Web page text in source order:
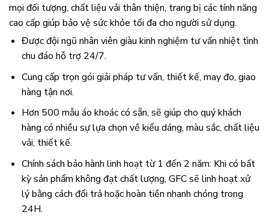
mọi đối tượng, chất liệu vải thân thiện, trang bị các tính năng
cao cấp giúp bảo vệ sức khỏe tối đa cho người sử dụng.
Được đội ngũ nhân viên giàu kinh nghiệm tư vấn nhiệt tình
chu đáo hỗ trợ 24/7.
Cung cấp trọn gói giải pháp tư vấn, thiết kế, may đo, giao
hàng tận nơi.
Hơn 500 mẫu áo khoác có sẵn, sẽ giúp cho quý khách
hàng có nhiều sự lựa chọn về kiểu dáng, màu sắc, chất liệu
vải, thiết kế.
Chính sách bảo hành linh hoạt từ 1 đến 2 năm: Khi có bất
kỳ sản phẩm không đạt chất lượng, GFC sẽ linh hoạt xử
lý bằng cách đổi trả hoặc hoàn tiền nhanh chóng trong
24H.